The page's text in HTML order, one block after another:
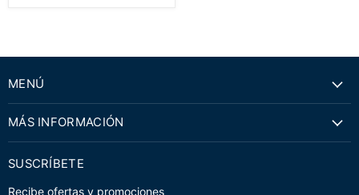
MENÚ
MÁS INFORMACIÓN
SUSCRÍBETE
Recibe ofertas y promociones